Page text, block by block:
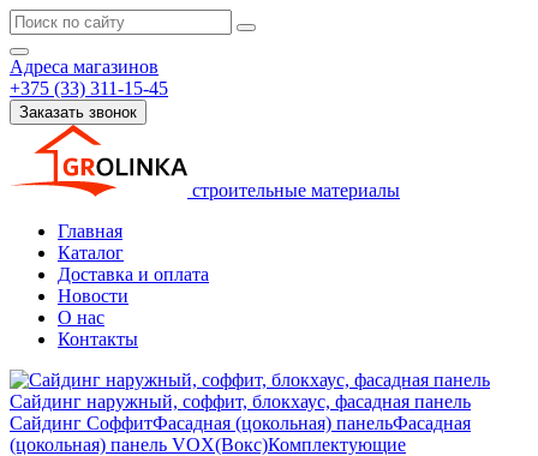
Адреса магазинов
+375 (33) 311-15-45
Заказать звонок
строительные материалы
Главная
Каталог
Доставка и оплата
Новости
О нас
Контакты
Сайдинг наружный, соффит, блокхаус, фасадная панель
Сайдинг СоффитФасадная (цокольная) панельФасадная
(цокольная) панель VOX(Вокс)Комплектующие